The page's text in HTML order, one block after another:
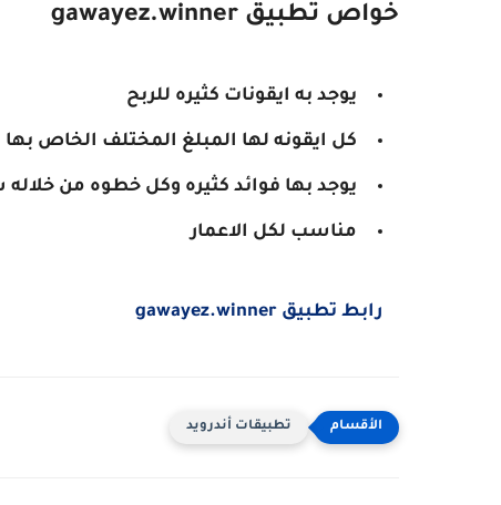
خواص تطبيق gawayez.winner
يوجد به ايقونات كثيره للربح
كل ايقونه لها المبلغ المختلف الخاص بها
يوجد بها فوائد كثيره وكل خطوه من
مناسب لكل الاعمار
رابط تطبيق gawayez.winner
تطبيقات أندرويد